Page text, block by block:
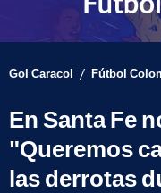
Gol Caracol / Fútbol
En Santa Fe
"Queremos
las derrotas